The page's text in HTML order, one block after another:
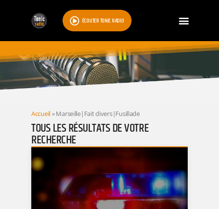
ÉCOUTER TONIC RADIO
RESULTATS
Accueil»Marseille|Fait divers|Fusillade
TOUS LES RÉSULTATS DE VOTRE
RECHERCHE